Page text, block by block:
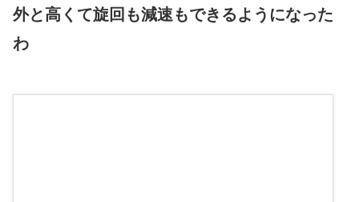
外と高くて旋回も減速もできるようになった
わ